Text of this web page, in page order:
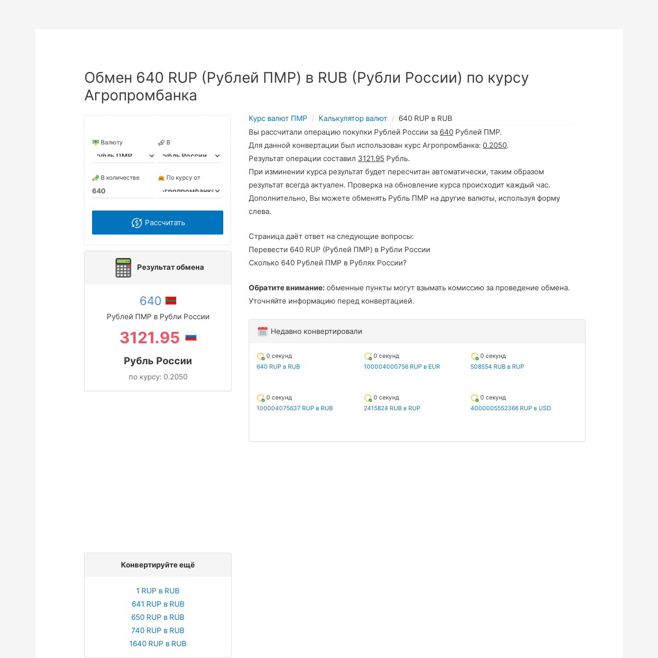
Обмен 640 RUP (Рублей ПМР) в RUB (Рубли России) по курсу
Агропромбанка
Валюту В
В количестве По курсу от
Рассчитать
Результат обмена
640
Рублей ПМР в Рубли России
3121.95
Рубль России
по курсу: 0.2050
Конвертируйте ещё
1 RUP в RUB
641 RUP в RUB
650 RUP в RUB
740 RUP в RUB
1640 RUP в RUB
Курс валют ПМР Калькулятор валют
640 RUP в RUB
Вы рассчитали операцию покупки Рублей России за 640 Рублей ПМР.
Для данной конвертации был использован курс Агропромбанка: 0.2050.
Результат операции составил 3121.95 Рубль.
При изминении курса результат будет пересчитан автоматически, таким образом
результат всегда актуален. Проверка на обновление курса происходит каждый час.
Дополнительно, Вы можете обменять Рубль ПМР на другие валюты, используя форму
слева.
Страница даёт ответ на следующие вопросы:
Перевести 640 RUP (Рублей ПМР) в Рубли России
Сколько 640 Рублей ПМР в Рублях России?
Обратите внимание: обменные пункты могут взымать комиссию за проведение обмена.
Уточняйте информацию перед конвертацией.
Недавно конвертировали
0 секунд
640 RUP в RUB
0 секунд
100004000756 RUP в EUR
0 секунд
508554 RUB в RUP
0 секунд
100004075637 RUP в RUB
0 секунд
2415824 RUB в RUP
0 секунд
4000005552366 RUP в USD